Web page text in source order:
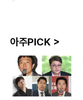
아주PICK >